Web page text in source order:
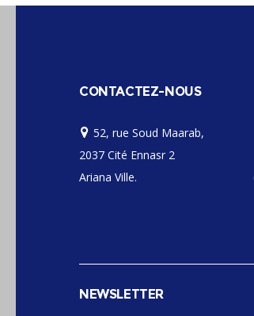
CONTACTEZ-NOUS
52, rue Soud Maarab,
2037 Cité Ennasr 2
Ariana Ville.
NEWSLETTER